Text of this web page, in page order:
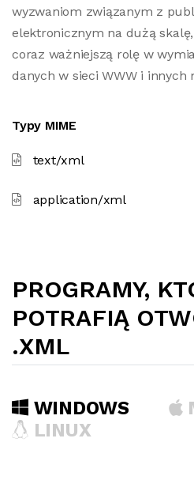
wyzwaniom związanym z
elektronicznym na dużą
coraz ważniejszą rolę w
danych w sieci WWW i innych
Typy MIME
text/xml
application/xml
PROGRAMY,
POTRAFIĄ
.XML
WINDOWS
LINUX